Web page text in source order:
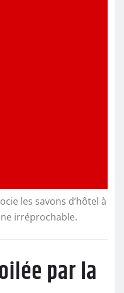
les savons d’hôtel à
irréprochable.
par la